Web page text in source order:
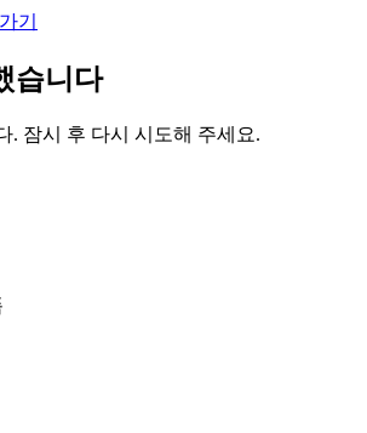
기
습니다
. 잠시 후 다시 시도해 주세요.